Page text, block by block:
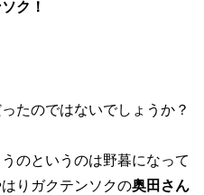
ク！
たのではないでしょうか？
のというのは野暮になって
りガクテンソクの奥田さん